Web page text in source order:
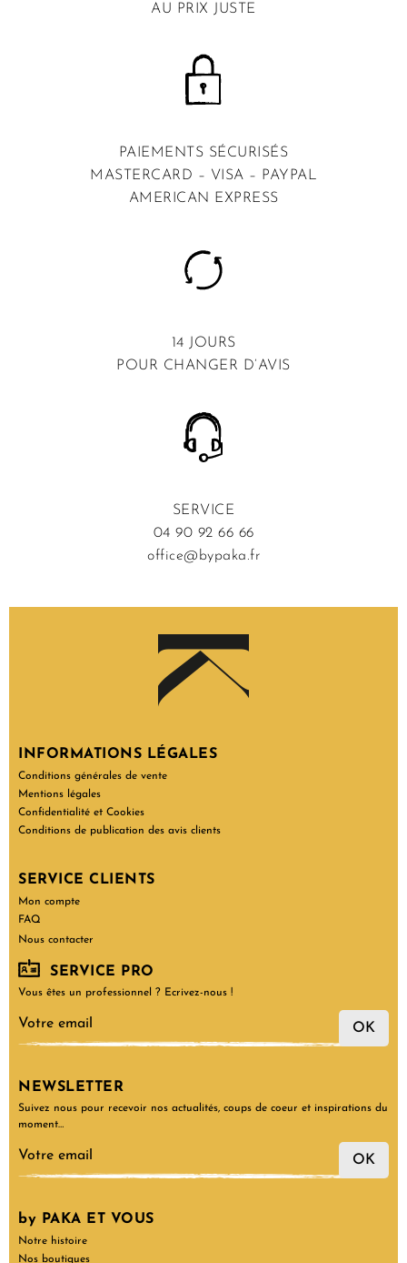
AU PRIX JUSTE
PAIEMENTS SÉCURISÉS
MASTERCARD – VISA – PAYPAL
AMERICAN EXPRESS
14 JOURS
POUR CHANGER D’AVIS
SERVICE
04 90 92 66 66
office@bypaka.fr
INFORMATIONS LÉGALES
Conditions générales de vente
Mentions légales
Confidentialité et Cookies
Conditions de publication des avis clients
SERVICE CLIENTS
Mon compte
FAQ
Nous contacter
SERVICE PRO
Vous êtes un professionnel ? Ecrivez-nous !
OK
NEWSLETTER
Suivez nous pour recevoir nos actualités, coups de coeur et inspirations du
moment…
OK
by PAKA ET VOUS
Notre histoire
Nos boutiques